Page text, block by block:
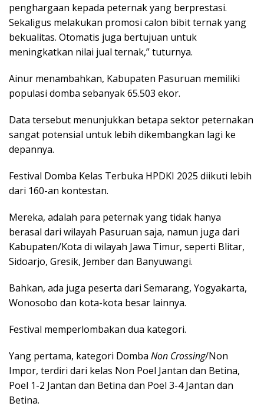
penghargaan kepada peternak yang berprestasi.
Sekaligus melakukan promosi calon bibit ternak yang
bekualitas. Otomatis juga bertujuan untuk
meningkatkan nilai jual ternak,” tuturnya.
Ainur menambahkan, Kabupaten Pasuruan memiliki
populasi domba sebanyak 65.503 ekor.
Data tersebut menunjukkan betapa sektor peternakan
sangat potensial untuk lebih dikembangkan lagi ke
depannya.
Festival Domba Kelas Terbuka HPDKI 2025 diikuti lebih
dari 160-an kontestan.
Mereka, adalah para peternak yang tidak hanya
berasal dari wilayah Pasuruan saja, namun juga dari
Kabupaten/Kota di wilayah Jawa Timur, seperti Blitar,
Sidoarjo, Gresik, Jember dan Banyuwangi.
Bahkan, ada juga peserta dari Semarang, Yogyakarta,
Wonosobo dan kota-kota besar lainnya.
Festival memperlombakan dua kategori.
Yang pertama, kategori Domba Non Crossing/Non
Impor, terdiri dari kelas Non Poel Jantan dan Betina,
Poel 1-2 Jantan dan Betina dan Poel 3-4 Jantan dan
Betina.